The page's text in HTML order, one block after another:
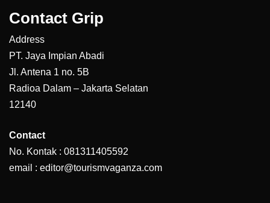
Contact Grip
Address
PT. Jaya Impian Abadi
Jl. Antena 1 no. 5B
Radioa Dalam – Jakarta Selatan
12140
Contact
No. Kontak : 081311405592
email : editor@tourismvaganza.com